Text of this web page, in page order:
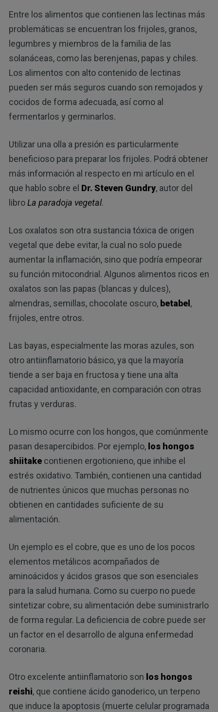
Entre los alimentos que contienen las lectinas más
problemáticas se encuentran los frijoles, granos,
legumbres y miembros de la familia de las
solanáceas, como las berenjenas, papas y chiles.
Los alimentos con alto contenido de lectinas
pueden ser más seguros cuando son remojados y
cocidos de forma adecuada, así como al
fermentarlos y germinarlos.
Utilizar una olla a presión es particularmente
beneficioso para preparar los frijoles. Podrá obtener
más información al respecto en mi artículo en el
que hablo sobre el Dr. Steven Gundry, autor del
libroLa paradoja vegetal.
Los oxalatos son otra sustancia tóxica de origen
vegetal que debe evitar, la cual no solo puede
aumentar la inflamación, sino que podría empeorar
su función mitocondrial. Algunos alimentos ricos en
oxalatos son las papas (blancas y dulces),
almendras, semillas, chocolate oscuro, betabel ,
frijoles, entre otros.
Las bayas, especialmente las moras azules, son
otro antiinflamatorio básico, ya que la mayoría
tiende a ser baja en fructosa y tiene una alta
capacidad antioxidante, en comparación con otras
frutas y verduras.
Lo mismo ocurre con los hongos, que comúnmente
pasan desapercibidos. Por ejemplo,los hongos
shiitakecontienen ergotionieno, que inhibe el
estrés oxidativo. También, contienen una cantidad
de nutrientes únicos que muchas personas no
obtienen en cantidades suficiente de su
alimentación.
Un ejemplo es el cobre, que es uno de los pocos
elementos metálicos acompañados de
aminoácidos y ácidos grasos que son esenciales
para la salud humana. Como su cuerpo no puede
sintetizar cobre, su alimentación debe suministrarlo
de forma regular. La deficiencia de cobre puede ser
un factor en el desarrollo de alguna enfermedad
coronaria.
Otro excelente antiinflamatorio son los hongos
reishi, que contiene ácido ganoderico, un terpeno
que induce la apoptosis (muerte celular programada